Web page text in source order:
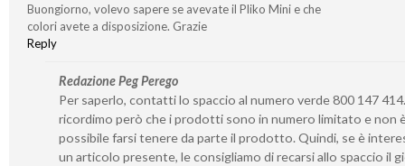
Buongiorno, volevo sapere se avevate il Pliko Mini e che
colori avete a disposizione. Grazie
Reply
Redazione Peg Perego
Per saperlo, contatti lo spaccio al numero verde 800 147
ricordimo però che i prodotti sono in numero limitato e non
possibile farsi tenere da parte il prodotto. Quindi, se è
un articolo presente, le consigliamo di recarsi allo spaccio il